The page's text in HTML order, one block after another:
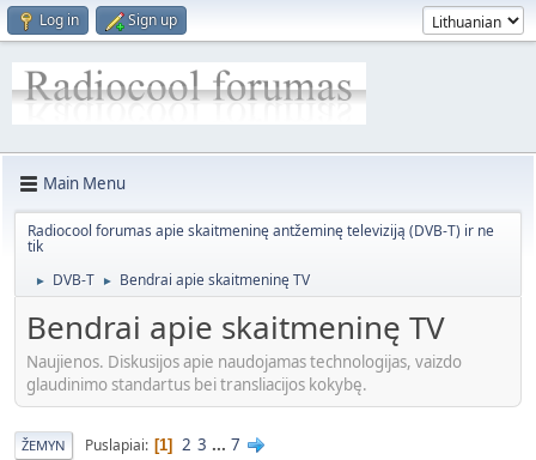
Log in Sign up
Main Menu
Radiocool forumas apie skaitmeninę antžeminę televiziją (DVB-T) ir ne
tik
► DVB-T ► Bendrai apie skaitmeninę TV
Bendrai apie skaitmeninę TV
Naujienos. Diskusijos apie naudojamas technologijas, vaizdo
glaudinimo standartus bei transliacijos kokybę.
ŽEMYN Puslapiai 1 2 3 ... 7